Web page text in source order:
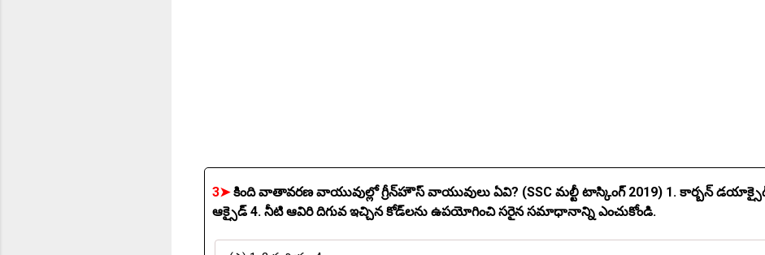
3➤కింది వాతావరణ వాయువుల్లో గ్రీన్‌హౌస్ వాయువులు ఏవి? (SSC మల్టీ టాస్కింగ్ 2019) 1. కార్బన్ డయాక్సైడ్ 2. నైట్రోజన్ 3. నైట్రస్
ఆక్సైడ్ 4. నీటి ఆవిరి దిగువ ఇచ్చిన కోడ్‌లను ఉపయోగించి సరైన సమాధానాన్ని ఎంచుకోండి.